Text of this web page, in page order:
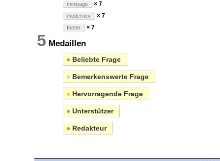
minipage × 7
moderncv × 7
footer × 7
5 Medaillen
● Beliebte Frage
● Bemerkenswerte Frage
● Hervorragende Frage
● Unterstützer
● Redakteur